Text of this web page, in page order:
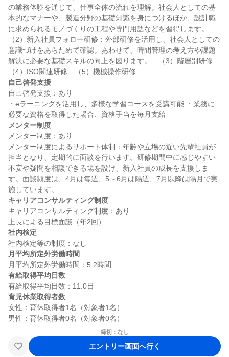
の業務体験を通じて、仕事全体の流れを理解。社会人としての基
本的なマナーや、製造分野の基礎知識を身につけるほか、設計職
に求められるモノづくりの工程や専門用語などを習得します。
（2）新入社員フォロー研修：外部研修を活用し、社会人としての
意識づけをあらためて確認。あわせて、時間管理の考え方や課題
解決に必要な基礎スキルの向上を図ります。　（3）階層別研修
自己啓発支援
自己啓発支援：あり
・eラーニングを活用し、多様な学習コースを受講可能 ・業務に
メンター制度
メンター制度：あり
メンター制度によるサポート体制：年齢や立場の近い先輩社員が
担当となり、定期的に面談を行います。研修期間中に感じやすい
不安や疑問を相談できる場を設け、新入社員の成長を支援しま
す。面談頻度は、4月は毎週、5～6月は隔週、7月以降は隔月で実
キャリアコンサルティング制度
キャリアコンサルティング制度：あり
社内検定
月平均所定外労働時間
有給取得平均日数
育児休業取得者数
女性：育休取得者1名（対象者1名）
締切：なし
エントリー画面へ行く